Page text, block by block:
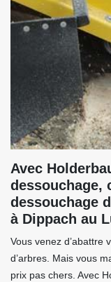
Avec
dessouchage,
dessouchage
à Dippach au
Vous venez d’abattre
d’arbres. Mais vous
prix pas chers. Avec